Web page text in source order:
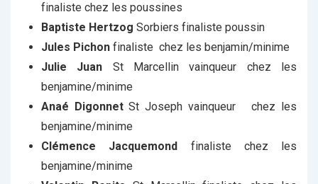
finaliste chez les poussines
Baptiste Hertzog Sorbiers finaliste poussin
Jules Pichon finaliste chez les benjamin/minime
Julie Juan St Marcellin vainqueur chez les
benjamine/minime
Anaé DigonnetSt Joseph vainqueur chez les
benjamine/minime
Clémence Jacquemond
finaliste chez les
benjamine/minime